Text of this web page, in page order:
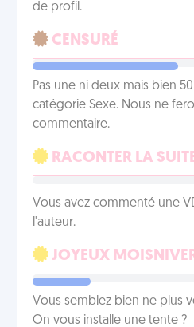
de profil.
CENSURÉ
Pas une ni deux mais bien
catégorie Sexe. Nous ne
commentaire.
RACONTER LA
Vous avez commenté une
l'auteur.
JOYEUX
Vous semblez bien ne plus
On vous installe une tente ?